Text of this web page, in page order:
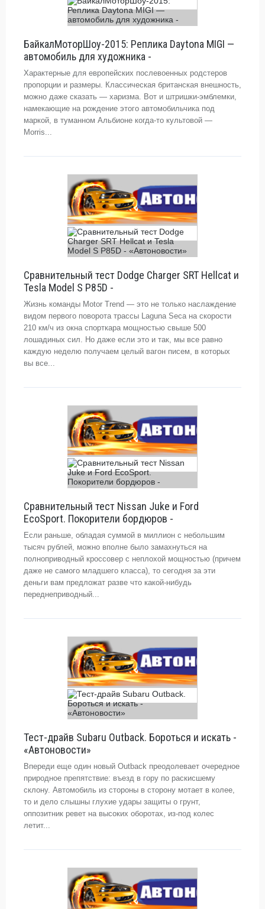
БайкалМоторШоу-2015: Реплика Daytona MIGI —
автомобиль для художника -
Характерные для европейских послевоенных родстеров
пропорции и размеры. Классическая британская внешность,
можно даже сказать — харизма. Вот и штришки-эмблемки,
намекающие на рождение этого автомобильчика под
маркой, в туманном Альбионе когда-то культовой —
Morris...
Сравнительный тест Dodge Charger SRT Hellcat и
Tesla Model S P85D -
Жизнь команды Motor Trend — это не только наслаждение
видом первого поворота трассы Laguna Seca на скорости
210 км/ч из окна спорткара мощностью свыше 500
лошадиных сил. Но даже если это и так, мы все равно
каждую неделю получаем целый вагон писем, в которых
вы все...
Сравнительный тест Nissan Juke и Ford
EcoSport. Покорители бордюров -
Если раньше, обладая суммой в миллион с небольшим
тысяч рублей, можно вполне было замахнуться на
полноприводный кроссовер с неплохой мощностью (причем
даже не самого младшего класса), то сегодня за эти
деньги вам предложат разве что какой-нибудь
переднеприводный...
Тест-драйв Subaru Outback. Бороться и искать -
«Автоновости»
Впереди еще один новый Outback преодолевает очередное
природное препятствие: въезд в гору по раскисшему
склону. Автомобиль из стороны в сторону мотает в колее,
то и дело слышны глухие удары защиты о грунт,
оппозитник ревет на высоких оборотах, из-под колес
летит...